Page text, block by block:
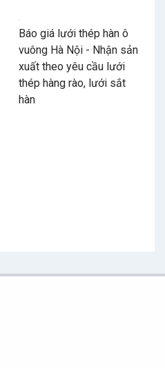
Báo giá lưới thép hàn ô
vuông Hà Nội - Nhận sản
xuất theo yêu cầu lưới
thép hàng rào, lưới sắt
hàn